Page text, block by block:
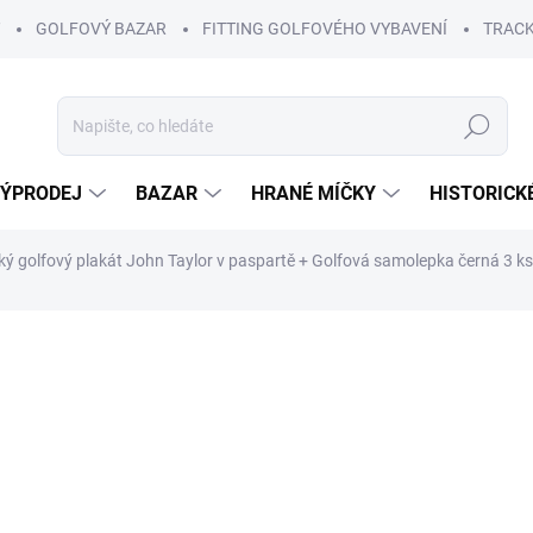
GOLFOVÝ BAZAR FITTING GOLFOVÉHO VYBAVENÍ
Hledat
BAZAR HRANÉ MÍČKY
golfový plakát John Taylor v paspartě+ Golfová samolepka černá 3 ks